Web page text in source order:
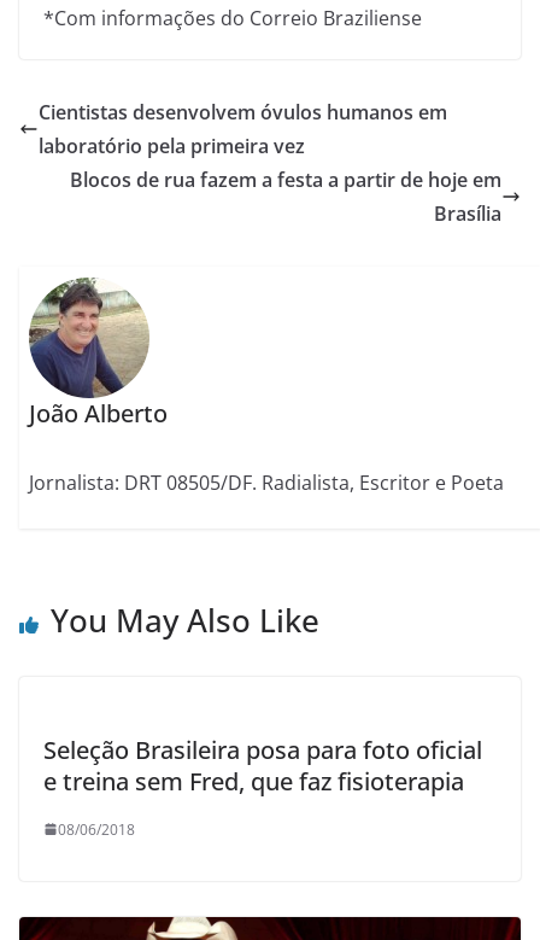
*Com informações do Correio Braziliense
Cientistas desenvolvem óvulos humanos em
laboratório pela primeira vez
Blocos de rua fazem a festa a partir de hoje em
Brasília
João Alberto
Jornalista: DRT 08505/DF. Radialista, Escritor e Poeta
You May Also Like
Seleção Brasileira posa para foto oficial
e treina sem Fred, que faz fisioterapia
08/06/2018